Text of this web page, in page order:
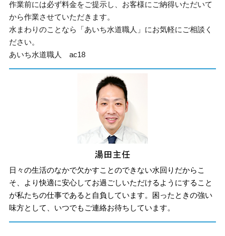
作業前には必ず料金をご提示し、お客様にご納得いただいて
から作業させていただきます。
水まわりのことなら「あいち水道職人」にお気軽にご相談く
ださい。
あいち水道職人 ac18
日々の生活のなかで欠かすことのできない水回りだからこ
そ、より快適に安心してお過ごしいただけるようにすること
が私たちの仕事であると自負しています。困ったときの強い
味方として、いつでもご連絡お待ちしています。